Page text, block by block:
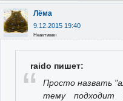
Лёма
9.12.2015 19:40
Неактивен
raido пишет:
Просто назвать
тему подходит